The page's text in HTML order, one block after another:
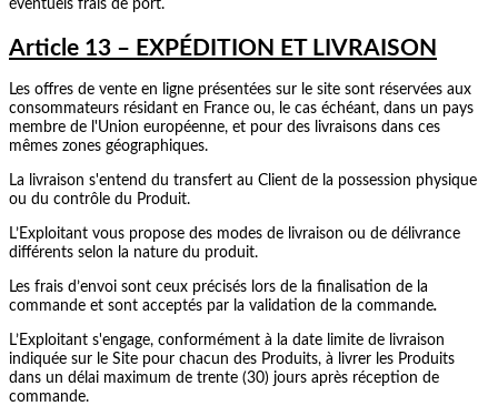
éventuels frais de port.
Article 13 – EXPÉDITION ET LIVRAISON
Les offres de vente en ligne présentées sur le site sont réservées aux
consommateurs résidant en France ou, le cas échéant, dans un pays
membre de l'Union européenne, et pour des livraisons dans ces
mêmes zones géographiques.
La livraison s'entend du transfert au Client de la possession physique
ou du contrôle du Produit.
L’Exploitant vous propose des modes de livraison ou de délivrance
différents selon la nature du produit.
Les frais d’envoi sont ceux précisés lors de la finalisation de la
commande et sont acceptés par la validation de la commande.
L’Exploitant s'engage, conformément à la date limite de livraison
indiquée sur le Site pour chacun des Produits, à livrer les Produits
dans un délai maximum de trente (30) jours après réception de
commande.